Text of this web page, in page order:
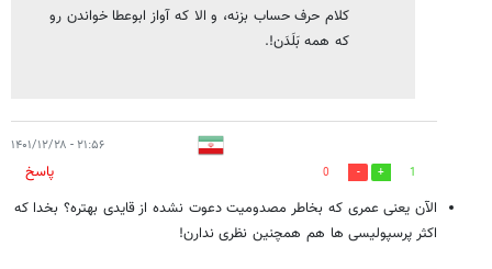
کلام حرف حساب بزنه، و الا که آواز ابوعطا خواندن رو
که همه بَلَدَن!.
۲۱:۵۶ - ۱۴۰۱/۱۲/۲۸
1
0
پاسخ
الآن یعنی عمری که بخاطر مصدومیت دعوت نشده از قایدی بهتره؟ بخدا که
اکثر پرسپولیسی ها هم همچنین نظری ندارن!